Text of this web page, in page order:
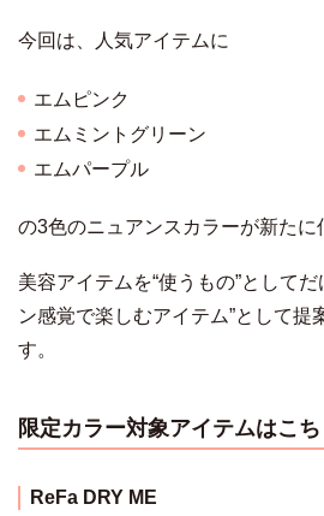
今回は、人気アイテムに
エムピンク
エムミントグリーン
エムパープル
の3色のニュアンスカラーが新た
美容アイテムを“使うもの”として
ン感覚で楽しむアイテム”として提
す。
限定カラー対象アイテムはこ
ReFa DRY ME